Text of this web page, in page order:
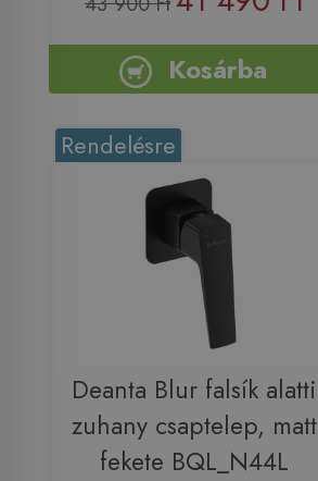
Kosárba
Rendelésre
Deanta Blur falsík alatti
zuhany csaptelep, matt
fekete BQL_N44L